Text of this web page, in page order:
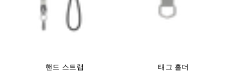
핸드 스트랩 태그 홀더